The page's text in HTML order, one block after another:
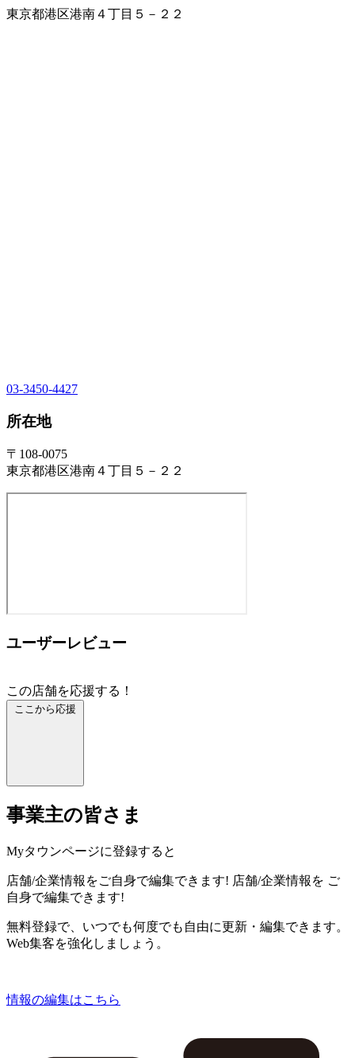
東京都港区港南４丁目５－２２
03-3450-4427
所在地
〒108-0075
東京都港区港南４丁目５－２２
ユーザーレビュー
この店舗を応援する！
ここから応援
事業主の皆さま
Myタウンページに登録すると
店舗/企業情報をご自身で編集できます! 店舗/企業情報を ご
自身で編集できます!
無料登録で、いつでも何度でも自由に更新・編集できます。
Web集客を強化しましょう。
情報の編集はこちら